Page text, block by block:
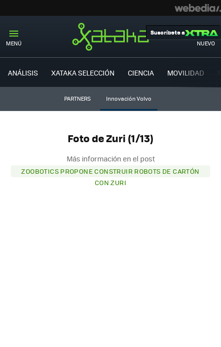
MENÚ NUEVO
Suscríbete a
ANÁLISIS XATAKA SELECCIÓN CIENCIA MOVILIDAD
PARTNERS Innovación Volvo
Foto de Zuri (1/13)
Más información en el post
ZOOBOTICS PROPONE CONSTRUIR ROBOTS DE CARTÓN
CON ZURI